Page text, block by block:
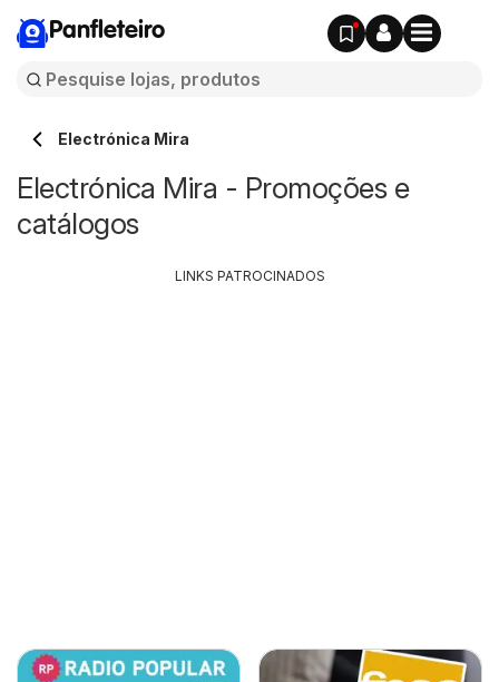
Panfleteiro
Electrónica Mira
Electrónica Mira - Promoções e
catálogos
LINKS PATROCINADOS